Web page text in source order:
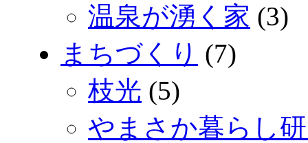
温泉が湧く家 (3)
まちづくり (7)
枝光 (5)
やまさか暮らし